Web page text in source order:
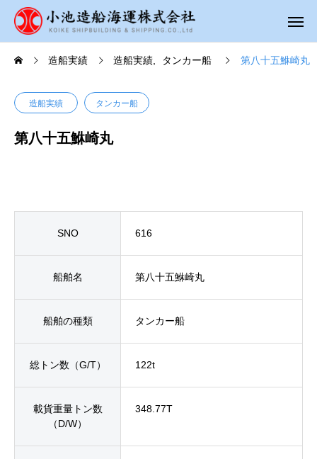
造船実績 造船実績 タンカー船 第八十五鮴崎丸
造船実績 タンカー船
第八十五鮴崎丸
SNO 616
船舶名 第八十五鮴崎丸
船舶の種類 タンカー船
総トン数（G/T） 122t
載貨重量トン数
（D/W）
348.77T